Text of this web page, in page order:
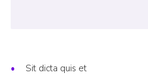
Sit dicta quis et